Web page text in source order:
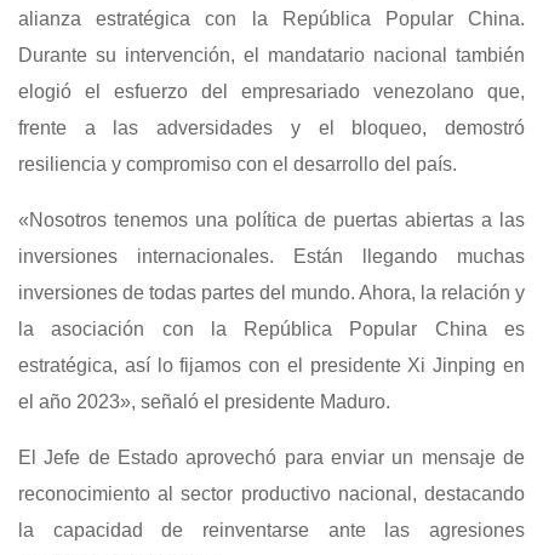
alianza estratégica con la República Popular China.
Durante su intervención, el mandatario nacional también
elogió el esfuerzo del empresariado venezolano que,
frente a las adversidades y el bloqueo, demostró
resiliencia y compromiso con el desarrollo del país.
«Nosotros tenemos una política de puertas abiertas a las
inversiones internacionales. Están llegando muchas
inversiones de todas partes del mundo. Ahora, la relación y
la asociación con la República Popular China es
estratégica, así lo fijamos con el presidente Xi Jinping en
el año 2023», señaló el presidente Maduro.
El Jefe de Estado aprovechó para enviar un mensaje de
reconocimiento al sector productivo nacional, destacando
la capacidad de reinventarse ante las agresiones